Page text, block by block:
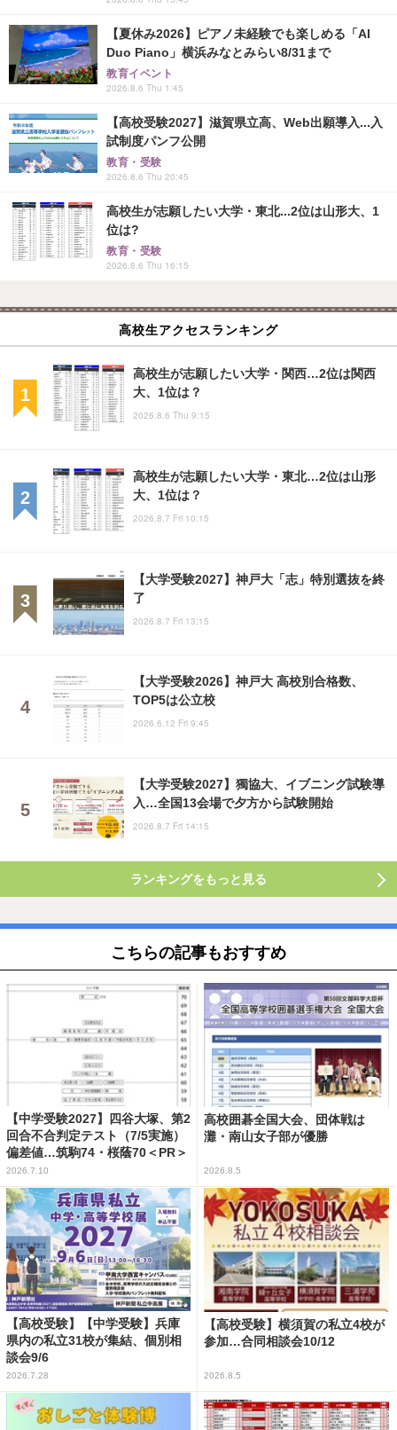
【夏休み2026】ピアノ未経験でも楽しめる「AI
Duo Piano」横浜みなとみらい8/31まで
教育イベント
2026.8.6 Thu 1:45
【高校受験2027】滋賀県立高、Web出願導入...入
試制度パンフ公開
教育・受験
2026.8.6 Thu 20:45
高校生が志願したい大学・東北...2位は山形大、1
位は?
教育・受験
2026.8.6 Thu 16:15
高校生アクセスランキング
高校生が志願したい大学・関西…2位は関西
大、1位は？
2026.8.6 Thu 9:15
高校生が志願したい大学・東北…2位は山形
大、1位は？
2026.8.7 Fri 10:15
【大学受験2027】神戸大「志」特別選抜を終
了
2026.8.7 Fri 13:15
【大学受験2026】神戸大 高校別合格数、
TOP5は公立校
2026.6.12 Fri 9:45
【大学受験2027】獨協大、イブニング試験導
入…全国13会場で夕方から試験開始
2026.8.7 Fri 14:15
ランキングをもっと見る
こちらの記事もおすすめ
【中学受験2027】四谷大塚、第2
回合不合判定テスト（7/5実施）
偏差値…筑駒74・桜蔭70＜PR＞
2026.7.10
高校囲碁全国大会、団体戦は
灘・南山女子部が優勝
2026.8.5
【高校受験】【中学受験】兵庫
県内の私立31校が集結、個別相
談会9/6
2026.7.28
【高校受験】横須賀の私立4校が
参加…合同相談会10/12
2026.8.5